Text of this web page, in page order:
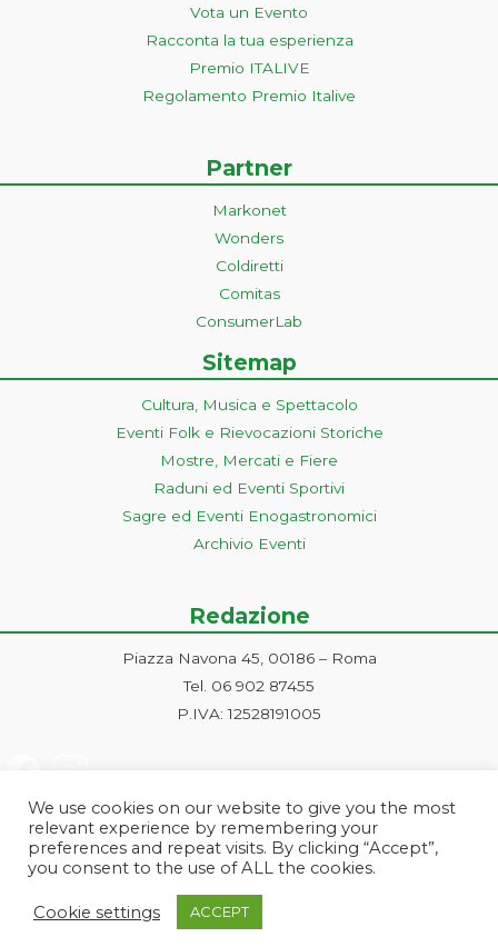
Vota un Evento
Racconta la tua esperienza
Premio ITALIVE
Regolamento Premio Italive
Partner
Markonet
Wonders
Coldiretti
Comitas
ConsumerLab
Sitemap
Cultura, Musica e Spettacolo
Eventi Folk e Rievocazioni Storiche
Mostre, Mercati e Fiere
Raduni ed Eventi Sportivi
Sagre ed Eventi Enogastronomici
Archivio Eventi
Redazione
Piazza Navona 45, 00186 – Roma
Tel. 06 902 87455
P.IVA: 12528191005
Roma | PI e CF: 12528191005 | markonetsrl@pec.it |
We use cookies on our website to give you the most
relevant experience by remembering your
preferences and repeat visits. By clicking “Accept”,
you consent to the use of ALL the cookies.
Cookie settings ACCEPT